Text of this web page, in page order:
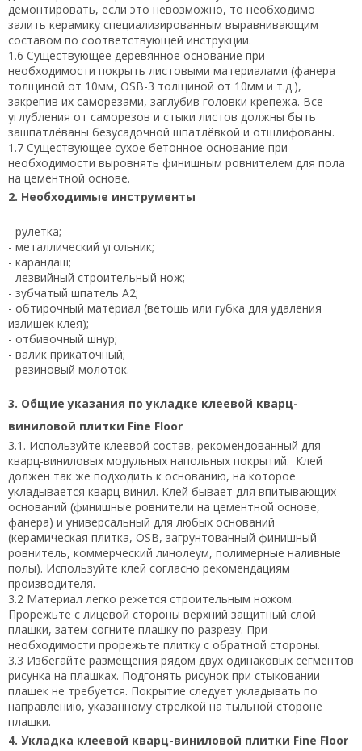
демонтировать, если это невозможно, то необходимо
залить керамику специализированным выравнивающим
составом по соответствующей инструкции.
1.6 Существующее деревянное основание при
необходимости покрыть листовыми материалами (фанера
толщиной от 10мм, OSB-3 толщиной от 10мм и т.д.),
закрепив их саморезами, заглубив головки крепежа. Все
углубления от саморезов и стыки листов должны быть
зашпатлёваны безусадочной шпатлёвкой и отшлифованы.
1.7 Существующее сухое бетонное основание при
необходимости выровнять финишным ровнителем для пола
на цементной основе.
2. Необходимые инструменты
- рулетка;
- металлический угольник;
- карандаш;
- лезвийный строительный нож;
- зубчатый шпатель А2;
- обтирочный материал (ветошь или губка для удаления
излишек клея);
- отбивочный шнур;
- валик прикаточный;
- резиновый молоток.
3. Общие указания по укладке клеевой кварц-
виниловой плитки Fine Floor
3.1. Используйте клеевой состав, рекомендованный для
кварц-виниловых модульных напольных покрытий. Клей
должен так же подходить к основанию, на которое
укладывается кварц-винил. Клей бывает для впитывающих
оснований (финишные ровнители на цементной основе,
фанера) и универсальный для любых оснований
(керамическая плитка, OSB, загрунтованный финишный
ровнитель, коммерческий линолеум, полимерные наливные
полы). Используйте клей согласно рекомендациям
производителя.
3.2 Материал легко режется строительным ножом.
Прорежьте с лицевой стороны верхний защитный слой
плашки, затем согните плашку по разрезу. При
необходимости прорежьте плитку с обратной стороны.
3.3 Избегайте размещения рядом двух одинаковых сегментов
рисунка на плашках. Подгонять рисунок при стыковании
плашек не требуется. Покрытие следует укладывать по
направлению, указанному стрелкой на тыльной стороне
плашки.
4. Укладка клеевой кварц-виниловой плитки Fine Floor